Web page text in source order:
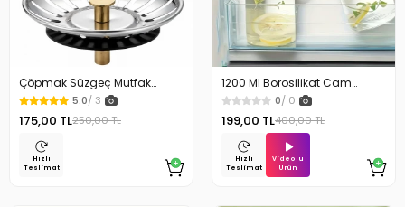
Çöpmak Süzgeç Mutfak
Lavabo Sifon Gider Metal Tıpa
Süzgeci 8 cm
5.0/ 3
175,00 TL250,00 TL
Hızlı
Teslimat
1200 Ml Borosilikat Cam
Sürahi
0/ 0
199,00 TL400,00 TL
Hızlı
Teslimat
Videolu
Ürün